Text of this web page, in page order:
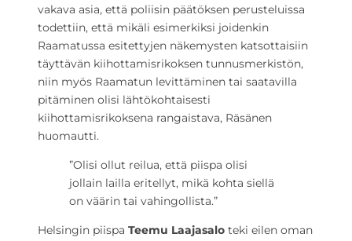
vakava asia, että poliisin päätöksen perusteluissa
todettiin, että mikäli esimerkiksi joidenkin
Raamatussa esitettyjen näkemysten katsottaisiin
täyttävän kiihottamisrikoksen tunnusmerkistön,
niin myös Raamatun levittäminen tai saatavilla
pitäminen olisi lähtökohtaisesti
kiihottamisrikoksena rangaistava, Räsänen
huomautti.
”Olisi ollut reilua, että piispa olisi
jollain lailla eritellyt, mikä kohta siellä
on väärin tai vahingollista.”
Helsingin piispa Teemu Laajasalo teki eilen oman